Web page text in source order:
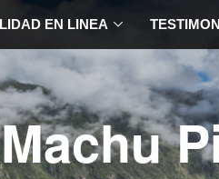
EN LINEA